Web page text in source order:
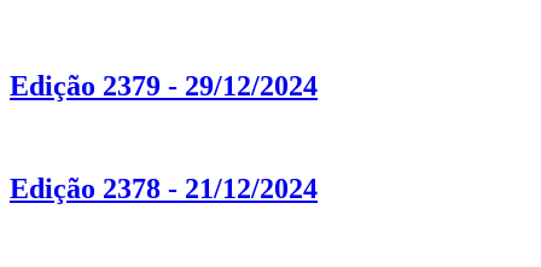
Edição 2379 - 29/12/2024
Edição 2378 - 21/12/2024